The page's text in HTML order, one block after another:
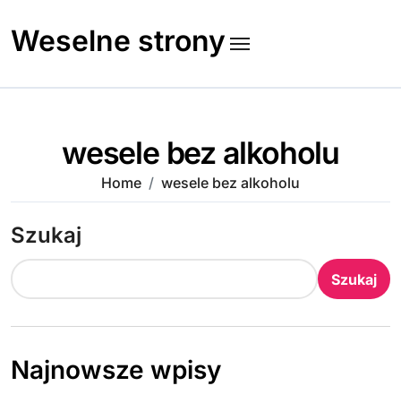
to
content
Weselne strony
wesele bez alkoholu
Home wesele bez alkoholu
Szukaj
Szukaj
Najnowsze wpisy